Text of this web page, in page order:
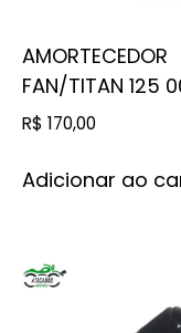
AMORTECEDOR
FAN/TITAN 125
R$ 170,00
Adicionar ao